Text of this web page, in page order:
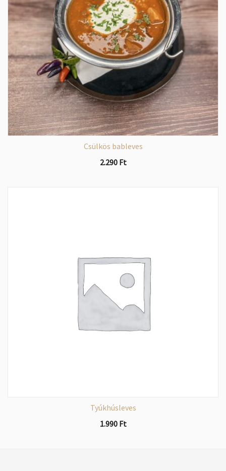
Csülkös bableves
2.290 Ft
Tyúkhúsleves
1.990 Ft